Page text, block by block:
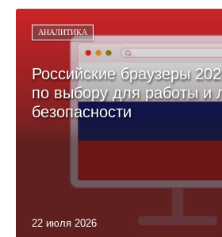
АНАЛИТИКА
Российские браузеры
по выбору для работы и
безопасности
22 июля 2026